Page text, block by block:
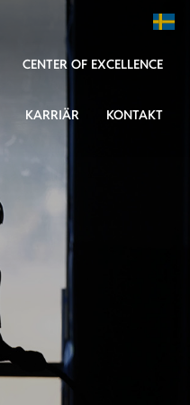
CENTER OF EXCELLENCE
KARRIÄR KONTAKT